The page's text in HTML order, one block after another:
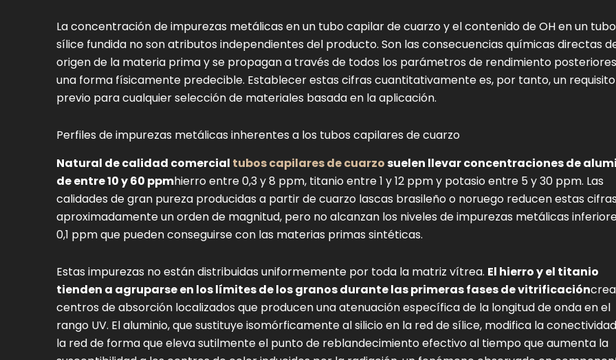
La concentración de impurezas metálicas en un tubo capilar de cuarzo y el contenido de OH en un
sílice fundida no son atributos independientes del producto. Son las consecuencias químicas directas
origen de la materia prima y se propagan a través de todos los parámetros de rendimiento
una forma físicamente predecible. Establecer estas cifras cuantitativamente es, por tanto, un requisito
previo para cualquier selección de materiales basada en la aplicación.
Perfiles de impurezas metálicas inherentes a los tubos capilares de cuarzo
Natural de calidad comercial tubos capilares de cuarzosuelen llevar concentraciones de
de entre 10 y 60 ppmhierro entre 0,3 y 8 ppm, titanio entre 1 y 12 ppm y potasio entre 5 y 30 ppm. Las
calidades de gran pureza producidas a partir de cuarzo lascas brasileño o noruego reducen estas
aproximadamente un orden de magnitud, pero no alcanzan los niveles de impurezas metálicas
0,1 ppm que pueden conseguirse con las materias primas sintéticas.
Estas impurezas no están distribuidas uniformemente por toda la matriz vítrea. El hierro y el titanio
tienden a agruparse en los límites de los granos durante las primeras fases de vitrificación
centros de absorción localizados que producen una atenuación específica de la longitud de onda en el
rango UV. El aluminio, que sustituye isomórficamente al silicio en la red de sílice, modifica la
la red de forma que eleva sutilmente el punto de reblandecimiento efectivo al tiempo que aumenta la